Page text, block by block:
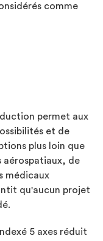
comme
permet aux
et de
plus loin que
aérospatiaux, de
médicaux
qu'aucun projet
5 axes réduit